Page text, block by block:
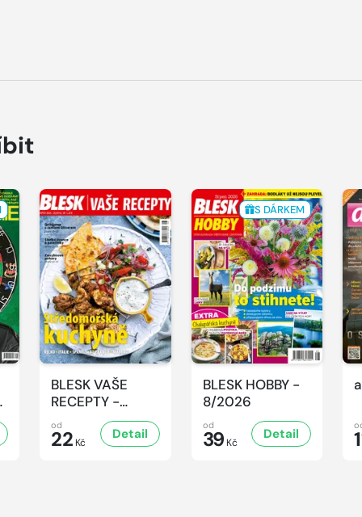
BLESK VAŠE
RECEPTY -
8/2026
od
22 Kč
Detail
S DÁRKEM
BLESK HOBBY -
8/2026
od
39 Kč
Detail